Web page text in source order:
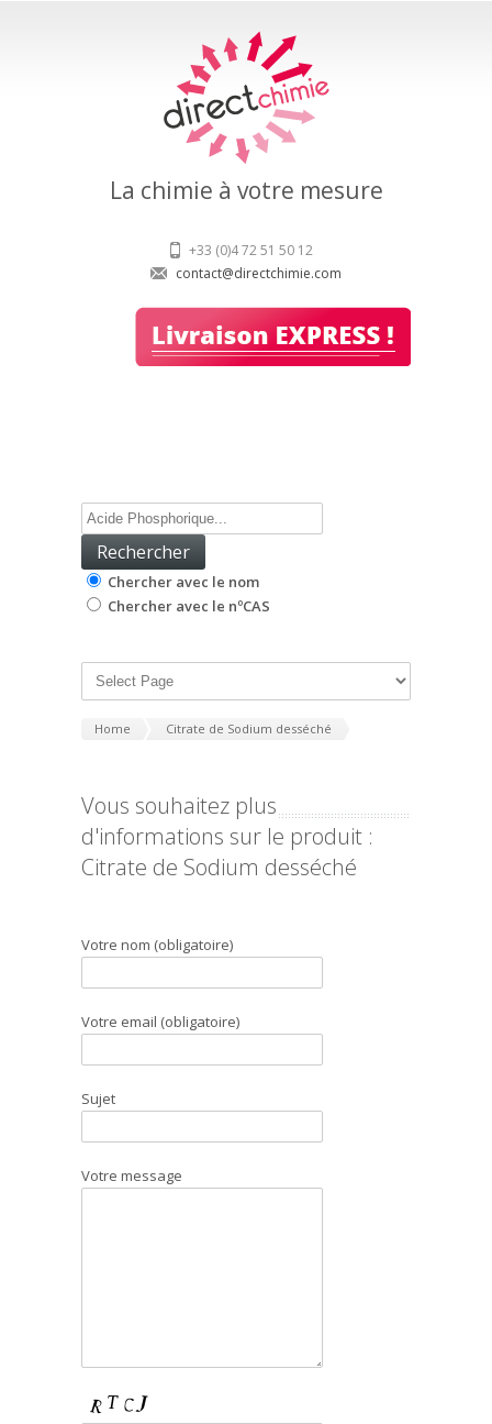
La chimie à votre mesure
+33 (0)4 72 51 50 12
contact@directchimie.com
Chercher avec le nom
Chercher avec le nºCAS
Home Citrate de Sodium desséché
Vous souhaitez plus
d'informations sur le produit :
Citrate de Sodium desséché
Votre nom (obligatoire)
Votre email (obligatoire)
Sujet
Votre message